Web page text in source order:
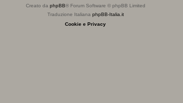
Creato da phpBB® Forum Software © phpBB Limited
Traduzione Italiana phpBB-Italia.it
Cookie e Privacy